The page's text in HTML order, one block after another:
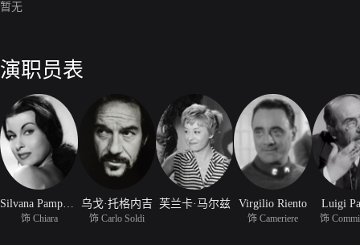
暂无
演职员表
饰 Chiara
乌戈·托格内吉
饰 Carlo Soldi
芙兰卡·马尔兹 Virgilio Riento
饰 Cameriere
Luigi
饰